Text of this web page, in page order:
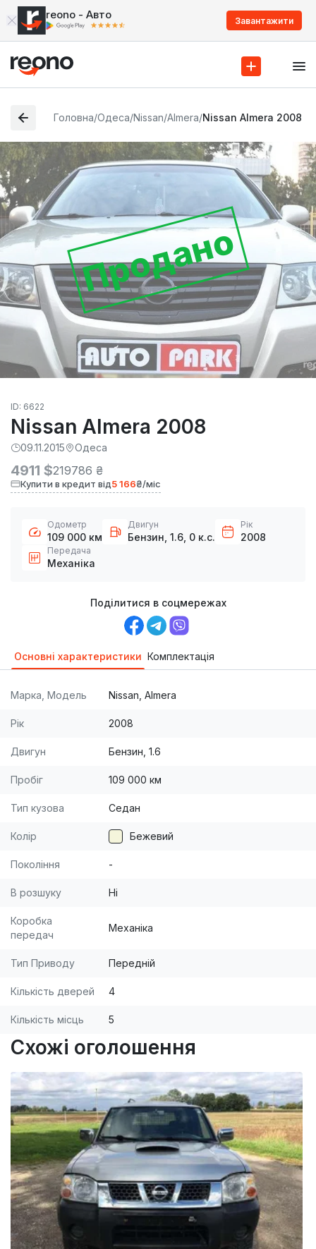
reono - Авто Завантажити
Головна/Одеса/Nissan/Almera/Nissan Almera 2008
Продано
ID: 6622
Nissan Almera 2008
09.11.2015 Одеса
4911 $219786 ₴
Купити в кредит від5 166₴/міс
Одометр
109 000 км
Двигун
Бензин, 1.6, 0 к.с.
Рік
2008
Передача
Механіка
Поділитися в соцмережах
Основні характеристики Комплектація
Марка, Модель Nissan, Almera
Рік 2008
Двигун Бензин, 1.6
Пробіг 109 000 км
Тип кузова Седан
Колір Бежевий
Покоління -
В розшуку Ні
Коробка
передач
Механіка
Тип Приводу Передній
Кількість дверей 4
Кількість місць 5
Схожі оголошення